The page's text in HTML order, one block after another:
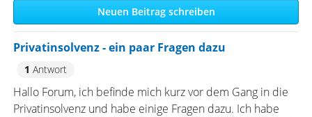
Neuen Beitrag schreiben
Privatinsolvenz - ein paar Fragen dazu
1 Antwort
Hallo Forum, ich befinde mich kurz vor dem Gang in die
Privatinsolvenz und habe einige Fragen dazu. Ich habe